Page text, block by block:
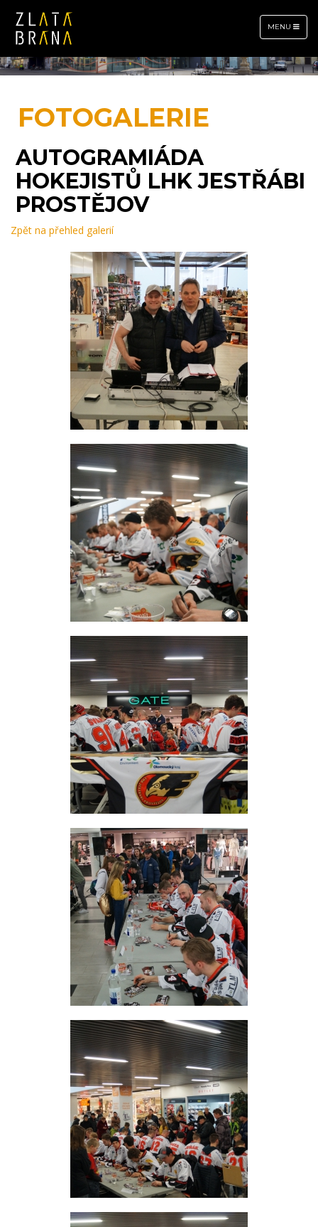
TOGGLE
NAVIGATION
MENU
FOTOGALERIE
AUTOGRAMIÁDA
HOKEJISTŮ LHK JESTŘÁBI
PROSTĚJOV
Zpět na přehled galerií